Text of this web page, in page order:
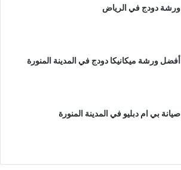
ورشة دودج في الرياض
أفضل ورشة ميكانيكا دودج في المدينة المنورة
صيانة بي ام دبليو في المدينة المنورة